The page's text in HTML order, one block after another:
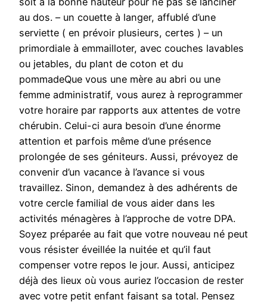
au dos. – un couette à langer, affublé d’une
serviette ( en prévoir plusieurs, certes ) – un
primordiale à emmailloter, avec couches lavables
ou jetables, du plant de coton et du
pommadeQue vous une mère au abri ou une
femme administratif, vous aurez à reprogrammer
votre horaire par rapports aux attentes de votre
chérubin. Celui-ci aura besoin d’une énorme
attention et parfois même d’une présence
prolongée de ses géniteurs. Aussi, prévoyez de
convenir d’un vacance à l’avance si vous
travaillez. Sinon, demandez à des adhérents de
votre cercle familial de vous aider dans les
activités ménagères à l’approche de votre DPA.
Soyez préparée au fait que votre nouveau né peut
vous résister éveillée la nuitée et qu’il faut
compenser votre repos le jour. Aussi, anticipez
déjà des lieux où vous auriez l’occasion de rester
avec votre petit enfant faisant sa total. Pensez